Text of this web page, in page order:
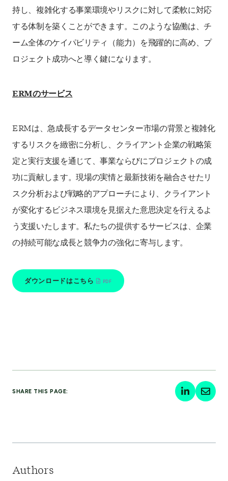
持し、複雑化する事業環境やリスクに対して柔軟に対応
する体制を築くことができます。このような協働は、チ
ーム全体のケイパビリティ（能力）を飛躍的に高め、プ
ロジェクト成功へと導く鍵になります。
ERMのサービス
ERMは、急成長するデータセンター市場の背景と複雑化
するリスクを緻密に分析し、クライアント企業の戦略策
定と実行支援を通じて、事業ならびにプロジェクトの成
功に貢献します。現場の実情と最新技術を融合させたリ
スク分析および戦略的アプローチにより、クライアント
が変化するビジネス環境を見据えた意思決定を行えるよ
う支援いたします。私たちの提供するサービスは、企業
の持続可能な成長と競争力の強化に寄与します。
ダウンロードはこちら
SHARE THIS PAGE:
Authors